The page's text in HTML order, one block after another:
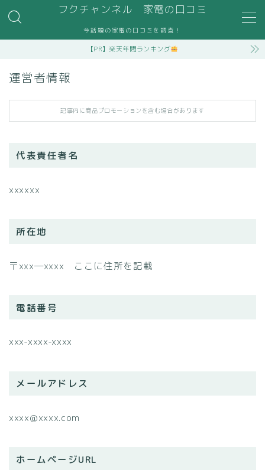
フクチャンネル 家電の口コミ
今話題の家電の口コミを調査！
MENU
お問い合わせ
サンプルページ
デモプリセット記事 #2
デモプリセット記事 #4
デモプリセット記事 #4
デモプリセット記事 #5
プライバシーポリシー・免責事項
管理人プロフィール
運営者情報
【PR】楽天年間ランキング
運営者情報
記事内に商品プロモーションを含む場合があります
代表責任者名
xxxxxx
所在地
〒xxx―xxxx ここに住所を記載
電話番号
xxx-xxxx-xxxx
メールアドレス
xxxx@xxxx.com
ホームページURL